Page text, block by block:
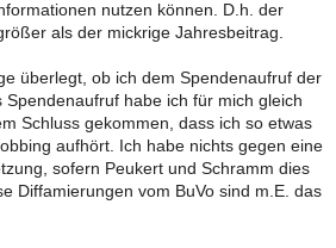
nutzen können. D.h. der
als der mickrige Jahresbeitrag.
überlegt, ob ich dem Spendenaufruf der
Spendenaufruf habe ich für mich gleich
Schluss gekommen, dass ich so etwas
aufhört. Ich habe nichts gegen eine
sofern Peukert und Schramm dies
Diffamierungen vom BuVo sind m.E. das